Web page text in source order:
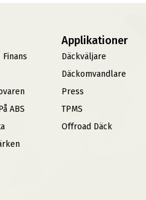
ABS
Applikationer
Däckväljare
Däckomvandlare
Press
TPMS
Offroad Däck